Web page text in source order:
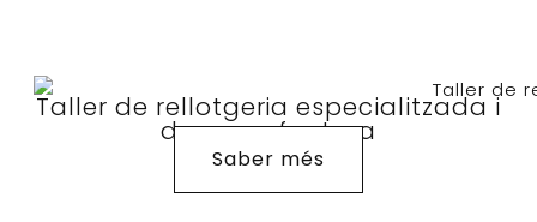
Taller de rellotgeria especialitzada i
de manufactura
Saber més